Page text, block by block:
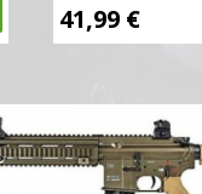
41,99 €